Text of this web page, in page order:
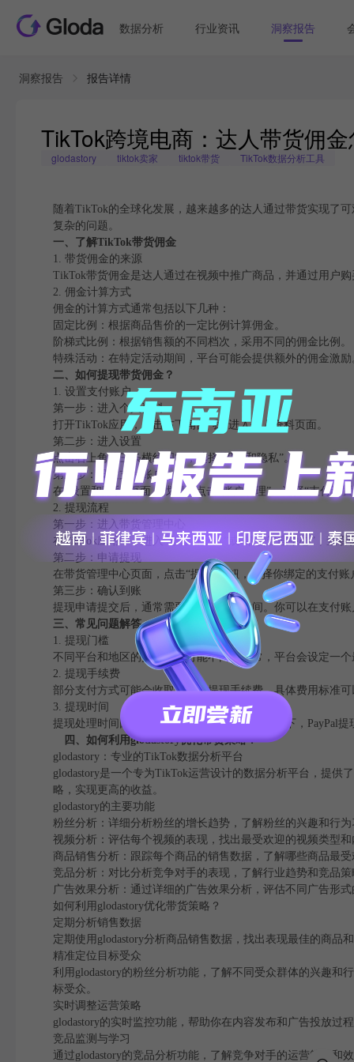
数据分析 行业资讯 洞察报告
洞察报告 报告详情
TikTok跨境电商：达人带货佣
glodastory tiktok卖家 tiktok带货 TikTok数据分析工具
随着TikTok的全球化发展，越来越多的达人通过带货实现了
复杂的问题。
一、了解TikTok带货佣金
1. 带货佣金的来源
TikTok带货佣金是达人通过在视频中推广商品，并通过用户
2. 佣金计算方式
佣金的计算方式通常包括以下几种：
固定比例：根据商品售价的一定比例计算佣金。
阶梯式比例：根据销售额的不同档次，采用不同的佣金比例。
特殊活动：在特定活动期间，平台可能会提供额外的佣金激励
二、如何提现带货佣金？
1. 设置支付账户
第一步：进入个人资料
打开TikTok应用，点击右下角的“我”进入个人资料页面。
第二步：进入设置
点击右上角的三条横线图标，选择“设置和隐私”。
第三步：设置支付账户
在“设置和隐私”页面，找到并点击“账户管理”。选择“支付设
2. 提现流程
第一步：进入带货管理中心
在TikTok应用中，进入“创作者工具”或“带货管理中心”，查
第二步：申请提现
在带货管理中心页面，点击“提现”按钮，选择你绑定的支付
第三步：确认到账
提现申请提交后，通常需要一定的处理时间。你可以在支付
三、常见问题解答
1. 提现门槛
不同平台和地区的提现门槛可能不同。通常，平台会设定一
2. 提现手续费
部分支付方式可能会收取一定的提现手续费。具体费用标准
3. 提现时间
提现处理时间因平台和支付方式而异。一般情况下，PayPal
四、如何利用glodastory优化带货策略？
glodastory：专业的TikTok数据分析平台
glodastory是一个专为TikTok运营设计的数据分析平台，提
略，实现更高的收益。
glodastory的主要功能
粉丝分析：详细分析粉丝的增长趋势，了解粉丝的兴趣和行
视频分析：评估每个视频的表现，找出最受欢迎的视频类型
商品销售分析：跟踪每个商品的销售数据，了解哪些商品最
竞品分析：对比分析竞争对手的表现，了解行业趋势和竞品
广告效果分析：通过详细的广告效果分析，评估不同广告形
如何利用glodastory优化带货策略？
定期分析销售数据
定期使用glodastory分析商品销售数据，找出表现最佳的商
精准定位目标受众
利用glodastory的粉丝分析功能，了解不同受众群体的兴趣
标受众。
实时调整运营策略
glodastory的实时监控功能，帮助你在内容发布和广告投放
竞品监测与学习
通过glodastory的竞品分析功能，了解竞争对手的运营策略